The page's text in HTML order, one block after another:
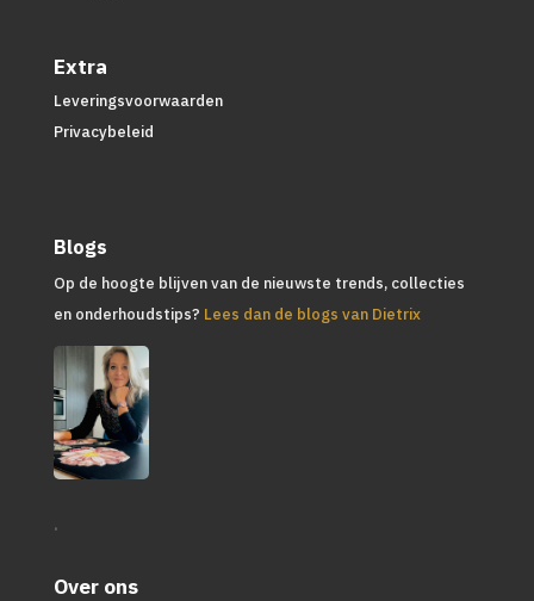
Extra
Leveringsvoorwaarden
Privacybeleid
Blogs
Op de hoogte blijven van de nieuwste trends, collecties
en onderhoudstips? Lees dan de blogs van Dietrix
.
Over ons